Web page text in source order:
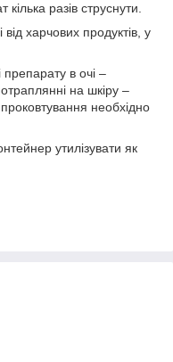
разів струснути.
від харчових продуктів, у
в очі –
на шкіру –
необхідно
утилізувати як